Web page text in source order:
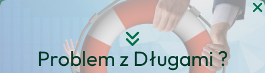
Problem z Długami ?
Przejdź